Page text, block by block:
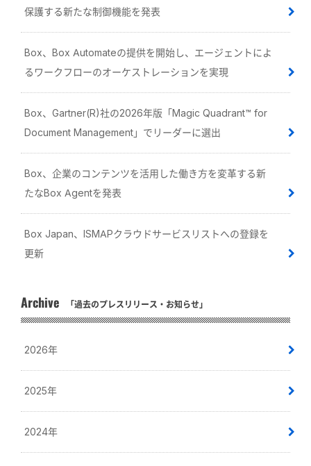
保護する新たな制御機能を発表
Box、Box Automateの提供を開始し、エージェントによ
るワークフローのオーケストレーションを実現
Box、Gartner(R)社の2026年版「Magic Quadrant™ for
Document Management」でリーダーに選出
Box、企業のコンテンツを活用した働き方を変革する新
たなBox Agentを発表
Box Japan、ISMAPクラウドサービスリストへの登録を
更新
Archive 「過去のプレスリリース・お知らせ」
2026年
2025年
2024年